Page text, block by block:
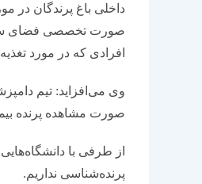
صورت تخصصی فضای سبز
افرادی که در مورد
وی می‌افزاید: تیم
صورت مشاهده پرنده
پرنده‌شناسی نداریم.